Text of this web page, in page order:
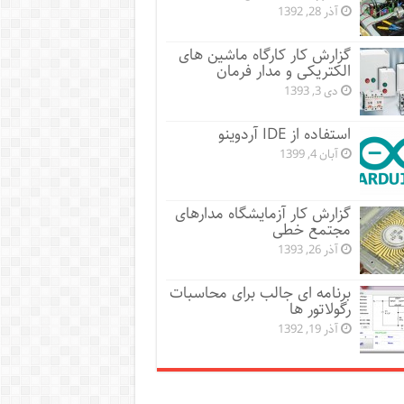
آذر 28, 1392
گزارش کار کارگاه ماشین های
الکتریکی و مدار فرمان
دی 3, 1393
استفاده از IDE آردوینو
آبان 4, 1399
گزارش کار آزمایشگاه مدارهای
مجتمع خطی
آذر 26, 1393
برنامه ای جالب برای محاسبات
رگولاتور ها
آذر 19, 1392